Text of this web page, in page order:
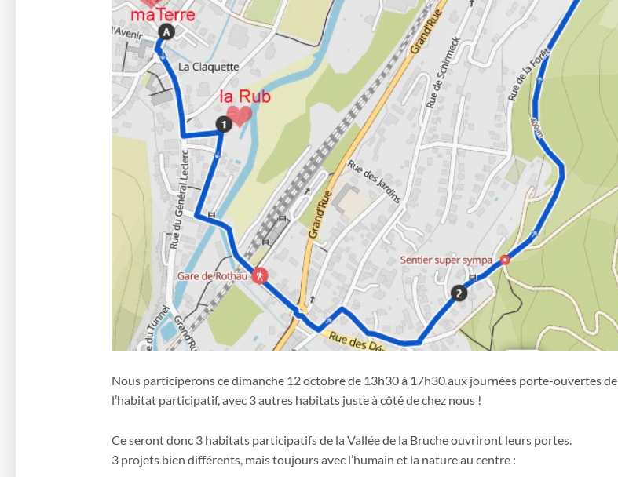
Nous participerons ce dimanche 12 octobre de 13h30 à 17h30 aux journées porte-ouvertes de
l’habitat participatif, avec 3 autres habitats juste à côté de chez nous !
Ce seront donc 3 habitats participatifs de la Vallée de la Bruche ouvriront leurs portes.
3 projets bien différents, mais toujours avec l’humain et la nature au centre :